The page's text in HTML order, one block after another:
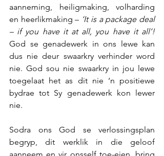
aanneming, heiligmaking, volharding
en heerlikmaking – ‘It is a package deal
– if you have it at all, you have it all’!
God se genadewerk in ons lewe kan
dus nie deur swaarkry verhinder word
nie. God sou nie swaarkry in jou lewe
toegelaat het as dit nie ‘n positiewe
bydrae tot Sy genadewerk kon lewer
nie.
Sodra ons God se verlossingsplan
begryp, dit werklik in die geloof